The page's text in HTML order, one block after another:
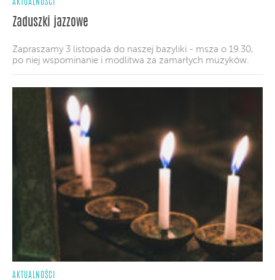
AKTUALNOŚCI
Zaduszki jazzowe
Zapraszamy 3 listopada do naszej bazyliki - msza o 19.30,
po niej wspominanie i modlitwa za zamarłych muzyków.
AKTUALNOŚCI